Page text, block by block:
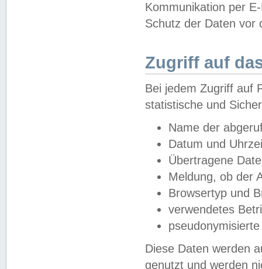
Kommunikation per
Schutz der Daten vor
Zugriff auf
Bei jedem Zugriff auf
statistische und
Name der
Datum und
Übertragene
Meldung, ob der
Browsertyp und
verwendetes
Diese Daten werden
genutzt und werden